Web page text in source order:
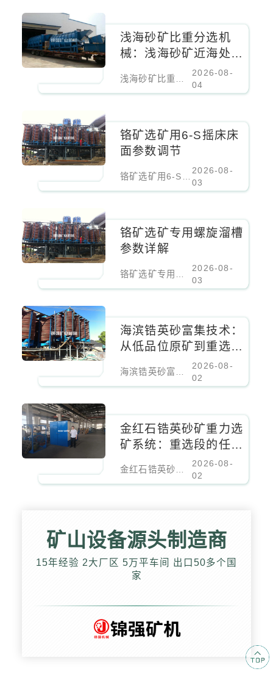
浅海砂矿比重分选机
械：浅海砂矿近海处理
2026-08-
04
铬矿选矿用6-S摇床床
面参数调节
2026-08-
03
铬矿选矿专用螺旋溜槽
参数详解
2026-08-
03
海滨锆英砂富集技术：
从低品位原矿到重选粗
精矿的工业化路径
海滨锆英砂富集技术：从低品位原矿到重选粗精矿的工业化路径
2026-08-
02
金红石锆英砂矿重力选
矿系统：重选段的任务
边界与设备配置
金红石锆英砂矿重力选矿系统：重选段的任务边界与设备配置
2026-08-
02
矿山设备源头制造商
15年经验 2大厂区 5万平车间 出口50多个国
家